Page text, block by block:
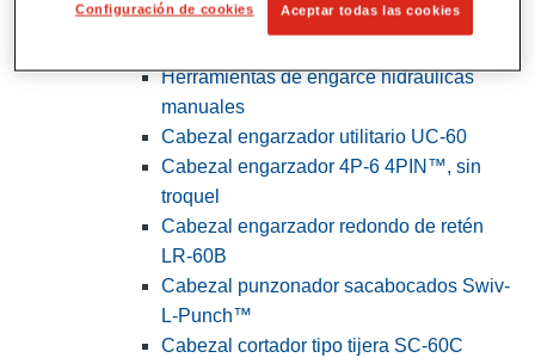
View All Herramientas de servicios
Herramientas de engarce hidráulicas
manuales
Cabezal engarzador utilitario UC-60
Cabezal engarzador 4P-6 4PIN™, sin
troquel
Cabezal engarzador redondo de retén
LR-60B
Cabezal punzonador sacabocados Swiv-
L-Punch™
Cabezal cortador tipo tijera SC-60C
Configuración de cookies Aceptar todas las cookies